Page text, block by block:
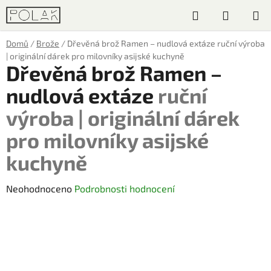
Přejít
obsah
Hledat
KOŠÍK
Domů / Brože / Dřevěná brož Ramen – nudlová extáze ruční výroba
| originální dárek pro milovníky asijské kuchyně
Dřevěná brož Ramen –
nudlová extáze ruční
výroba | originální dárek
pro milovníky asijské
kuchyně
Průměrné
Neohodnoceno Podrobnosti hodnocení